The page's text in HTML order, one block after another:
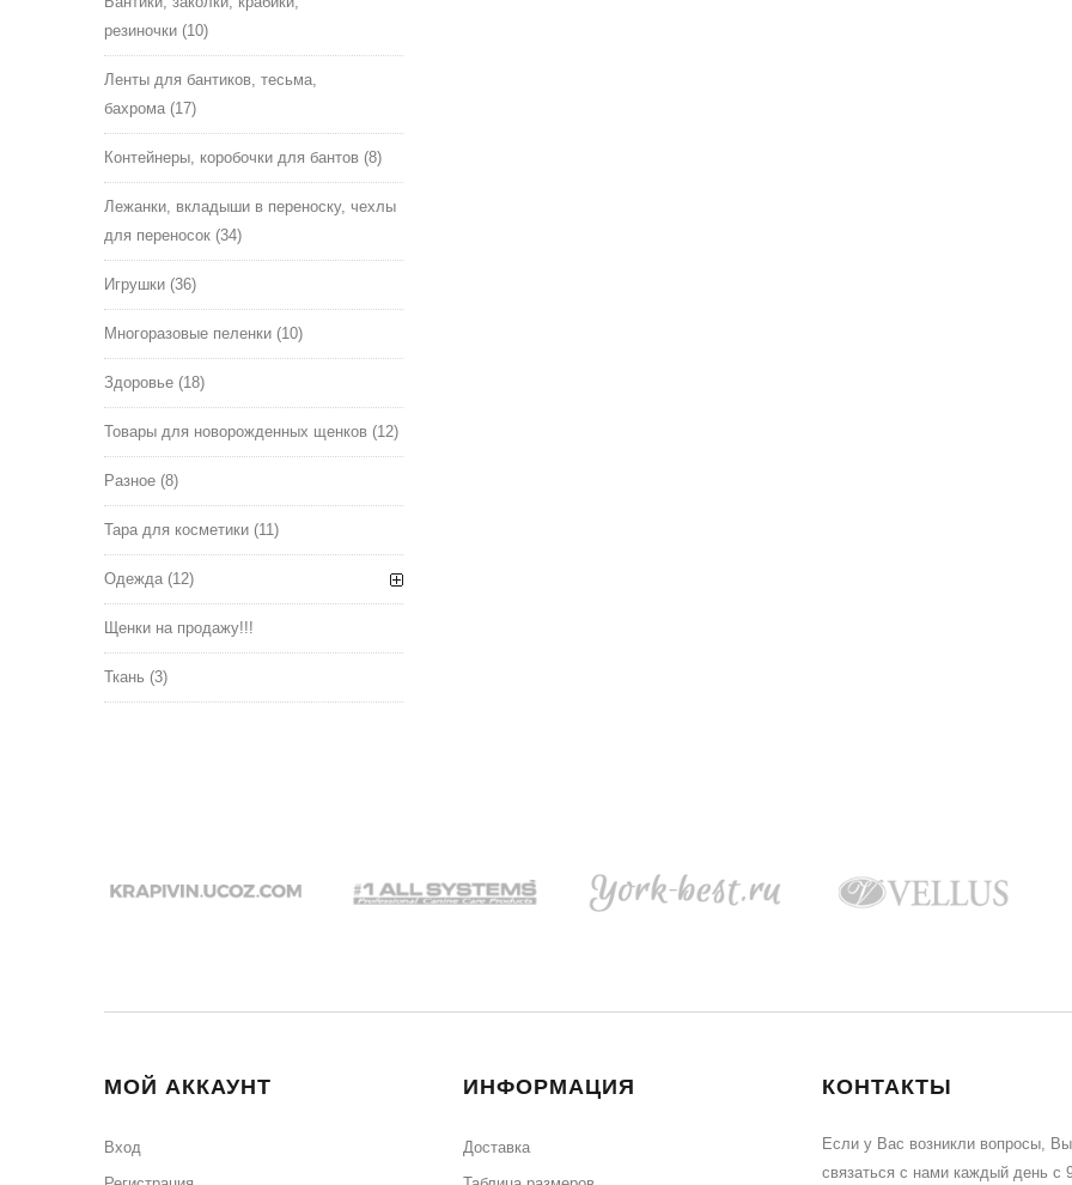
резиночки (10)
Ленты для бантиков, тесьма,
бахрома (17)
Контейнеры, коробочки для бантов (8)
Лежанки, вкладыши в переноску, чехлы
для переносок (34)
Игрушки (36)
Многоразовые пеленки (10)
Здоровье (18)
Товары для новорожденных щенков (12)
Разное (8)
Тара для косметики (11)
Одежда (12)
Щенки на продажу!!!
Ткань (3)
МОЙ АККАУНТ
Вход
ИНФОРМАЦИЯ
Доставка
КОНТАКТЫ
Если у Вас возникли вопросы,
связаться с нами каждый день с